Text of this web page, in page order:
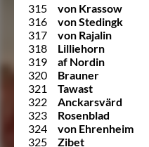
315
von Krassow
316
von Stedingk
317
von Rajalin
318
Lilliehorn
319
af Nordin
320
Brauner
321
Tawast
322
Anckarsvärd
323
Rosenblad
324
von Ehrenheim
325
Zibet